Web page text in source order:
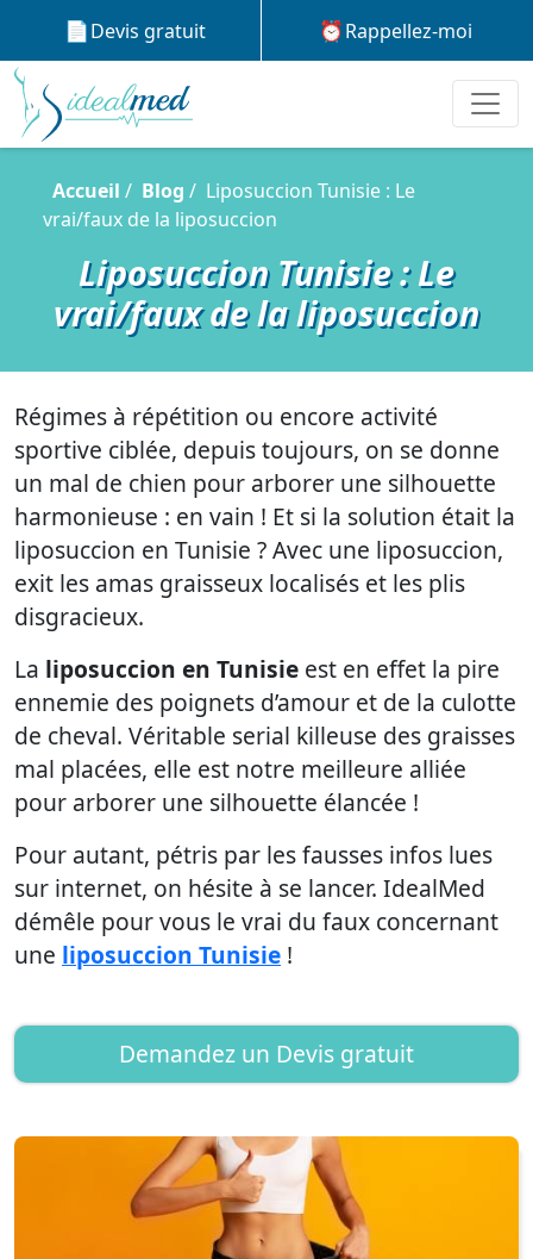
Devis gratuit Rappellez-moi
Accueil Blog
Liposuccion Tunisie : Le
vrai/faux de la liposuccion
Liposuccion Tunisie : Le
vrai/faux de la liposuccion
Régimes à répétition ou encore activité
sportive ciblée, depuis toujours, on se donne
un mal de chien pour arborer une silhouette
harmonieuse : en vain ! Et si la solution était la
liposuccion en Tunisie ? Avec une liposuccion,
exit les amas graisseux localisés et les plis
disgracieux.
La liposuccion en Tunisie est en effet la pire
ennemie des poignets d’amour et de la culotte
de cheval. Véritable serial killeuse des graisses
mal placées, elle est notre meilleure alliée
pour arborer une silhouette élancée !
Pour autant, pétris par les fausses infos lues
sur internet, on hésite à se lancer. IdealMed
démêle pour vous le vrai du faux concernant
une liposuccion Tunisie !
Demandez un Devis gratuit